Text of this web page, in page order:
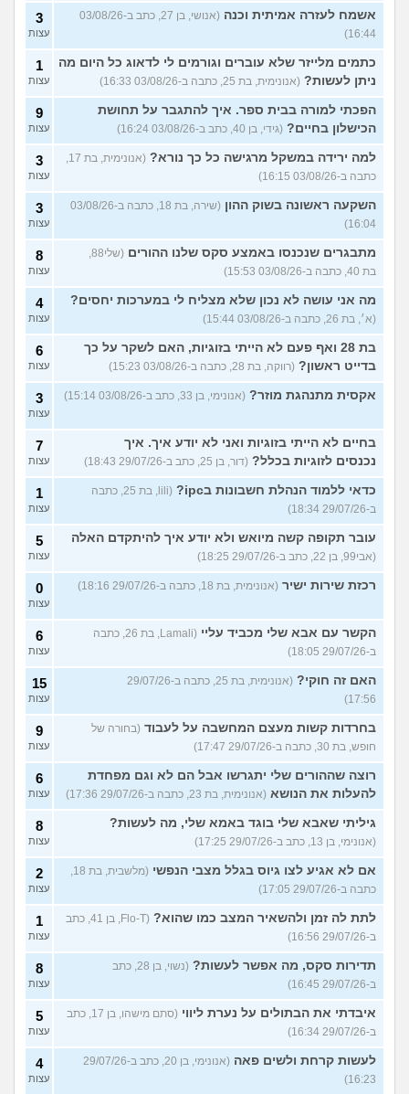
אשמח לעזרה אמיתית וכנה
(אנושי, בן 27, כתב ב-03/08/26
16:44)
3
עצות
כתמים מלייזר שלא עוברים וגורמים לי לדאוג כל היום מה
ניתן לעשות? (אנונימית, בת 25, כתבה ב-03/08/26 16:33)
1
עצות
הפכתי למורה בבית ספר. איך להתגבר על תחושת
הכישלון בחיים? (גידי, בן 40, כתב ב-03/08/26 16:24)
9
עצות
למה ירידה במשקל מרגישה כל כך נורא?
(אנונימית, בת 17,
כתבה ב-03/08/26 16:15)
3
עצות
השקעה ראשונה בשוק ההון
(שירה, בת 18, כתבה ב-03/08/26
16:04)
3
עצות
מתבגרים שנכנסו באמצע סקס שלנו ההורים
(שלי88,
בת 40, כתבה ב-03/08/26 15:53)
8
עצות
מה אני עושה לא נכון שלא מצליח לי במערכות יחסים?
(א׳, בת 26, כתבה ב-03/08/26 15:44)
4
עצות
בת 28 ואף פעם לא הייתי בזוגיות, האם לשקר על כך
בדייט ראשון? (רווקה, בת 28, כתבה ב-03/08/26 15:23)
6
עצות
אקסית מתנהגת מוזר? (אנונימי, בן 33, כתב ב-03/08/26 15:14) 3
עצות
בחיים לא הייתי בזוגיות ואני לא יודע איך. איך
נכנסים לזוגיות בכלל? (דור, בן 25, כתב ב-29/07/26 18:43)
7
עצות
כדאי ללמוד הנהלת חשבונות בipc?
(lili, בת 25, כתבה
ב-29/07/26 18:34)
1
עצות
עובר תקופה קשה מיואש ולא יודע איך להיתקדם האלה
(אבי99, בן 22, כתב ב-29/07/26 18:25)
5
עצות
רכזת שירות ישיר (אנונימית, בת 18, כתבה ב-29/07/26 18:16) 0
עצות
הקשר עם אבא שלי מכביד עליי
(Lamali, בת 26, כתבה
ב-29/07/26 18:05)
6
עצות
האם זה חוקי?
(אנונימית, בת 25, כתבה ב-29/07/26
17:56)
15
עצות
בחרדות קשות מעצם המחשבה על לעבוד (בחורה של
חופש, בת 30, כתבה ב-29/07/26 17:47)
9
עצות
רוצה שההורים שלי יתגרשו אבל הם לא וגם מפחדת
להעלות את הנושא (אנונימית, בת 23, כתבה ב-29/07/26 17:36)
6
עצות
גיליתי שאבא שלי בוגד באמא שלי, מה לעשות?
(אנונימי, בן 13, כתב ב-29/07/26 17:25)
8
עצות
אם לא אגיע לצו גיוס בגלל מצבי הנפשי
(מלשבית, בת 18,
כתבה ב-29/07/26 17:05)
2
עצות
לתת לה זמן ולהשאיר המצב כמו שהוא?
(Flo-T, בן 41, כתב
ב-29/07/26 16:56)
1
עצות
תדירות סקס, מה אפשר לעשות?
(נשוי, בן 28, כתב
ב-29/07/26 16:45)
8
עצות
איבדתי את הבתולים על נערת ליווי
(סתם מישהו, בן 17, כתב
ב-29/07/26 16:34)
5
עצות
לעשות קרחת ולשים פאה
(אנונימי, בן 20, כתב ב-29/07/26
16:23)
4
עצות